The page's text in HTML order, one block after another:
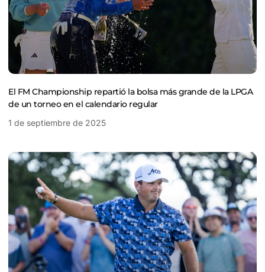
El FM Championship repartió la bolsa más grande de la LPGA
de un torneo en el calendario regular
1 de septiembre de 2025